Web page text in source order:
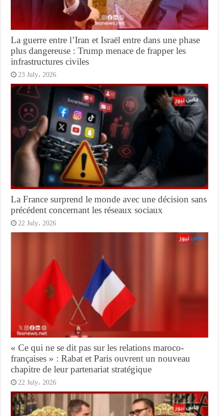
La guerre entre l’Iran et Israël entre dans une phase
plus dangereuse : Trump menace de frapper les
infrastructures civiles
23 July، 2026
La France surprend le monde avec une décision sans
précédent concernant les réseaux sociaux
22 July، 2026
« Ce qui ne se dit pas sur les relations maroco-
françaises » : Rabat et Paris ouvrent un nouveau
chapitre de leur partenariat stratégique
22 July، 2026